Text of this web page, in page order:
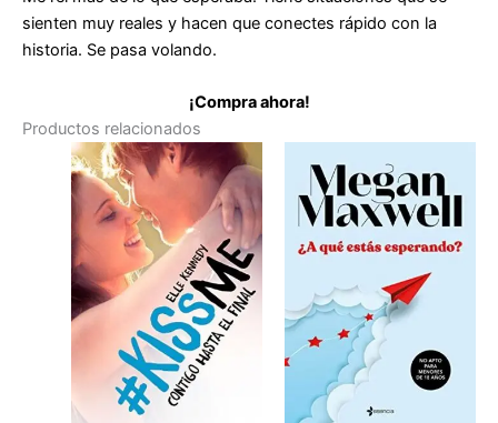
sienten muy reales y hacen que conectes rápido con la
historia. Se pasa volando.
¡Compra ahora!
Productos relacionados